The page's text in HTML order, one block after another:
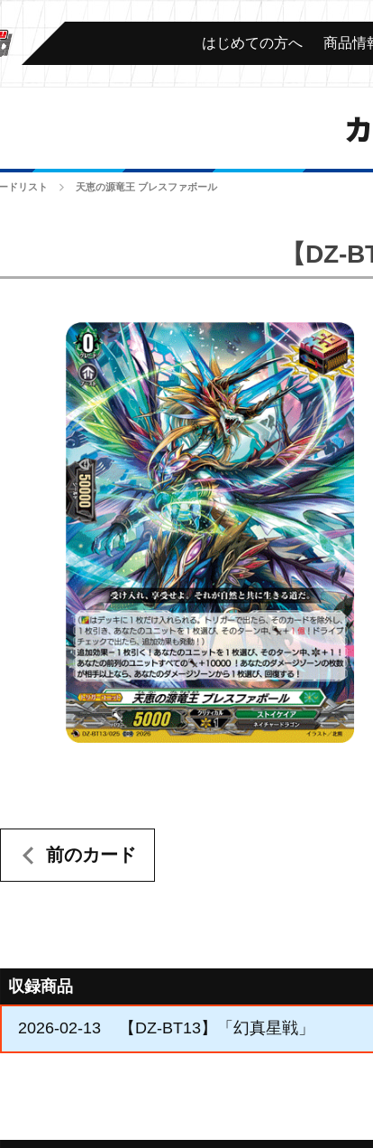
はじめての方へ 商品情
ドリスト 天恵の源竜王 ブレスファボール
【DZ-
前のカード
収録商品
2026-02-13 【DZ-BT13】「幻真星戦」